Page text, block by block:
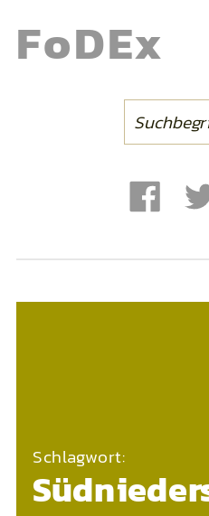
FoDEx
Schlagwort: